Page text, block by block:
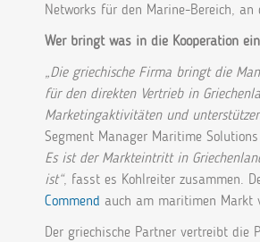
Networks für den Marine-Bereich,
Wer bringt was in die Kooperation
„Die griechische Firma bringt die
für den direkten Vertrieb in
Marketingaktivitäten und
Segment Manager Maritime
Es ist der Markteintritt in
ist“, fasst es Kohlreiter zusammen.
Commend auch am maritimen Markt
Der griechische Partner vertreibt